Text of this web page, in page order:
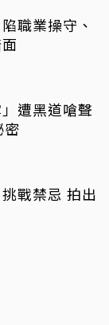
職業操守、
遭黑道嗆聲
密
戰禁忌 拍出